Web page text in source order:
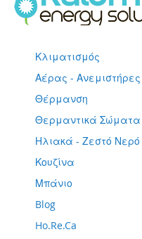
Κλιματισμός
Αέρας - Ανεμιστήρες
Θέρμανση
Θερμαντικά Σώματα
Ηλιακά - Ζεστό Νερό
Κουζίνα
Μπάνιο
Blog
Ho.Re.Ca